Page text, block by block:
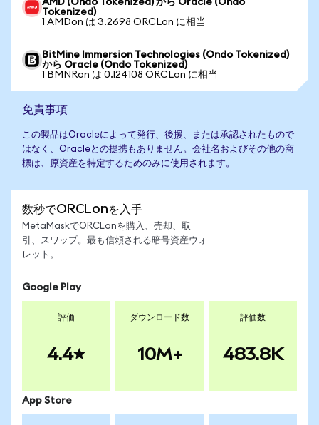
AMD (Ondo Tokenized) から Oracle (Ondo
Tokenized)
1 AMDon は 3.2698 ORCLon に相当
BitMine Immersion Technologies (Ondo Tokenized)
から Oracle (Ondo Tokenized)
1 BMNRon は 0.124108 ORCLon に相当
免責事項
この製品はOracleによって発行、後援、または承認されたもので
はなく、Oracleとの提携もありません。会社名およびその他の商
標は、原資産を特定するためのみに使用されます。
数秒でORCLonを入手
MetaMaskでORCLonを購入、売却、取
引、スワップ。最も信頼される暗号資産ウォ
レット。
Google Play
評価
4.4
ダウンロード数
10M+
評価数
483.8K
App Store